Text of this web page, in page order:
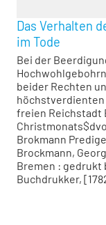
Das Verhalten
im Tode
Bei der
beider Rechten
freien Reichstadt
Brokmann
Brockmann,
Bremen : gedrukt
Buchdrukker,